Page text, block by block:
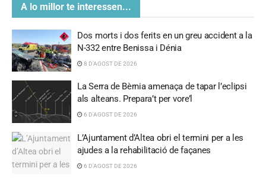
A lo millor te interessen...
Dos morts i dos ferits en un greu accident a la
N-332 entre Benissa i Dénia
8 D'AGOST DE 2026
La Serra de Bèrnia amenaça de tapar l’eclipsi
als alteans. Prepara’t per vore’l
6 D'AGOST DE 2026
L’Ajuntament d’Altea obri el termini per a les
ajudes a la rehabilitació de façanes
6 D'AGOST DE 2026